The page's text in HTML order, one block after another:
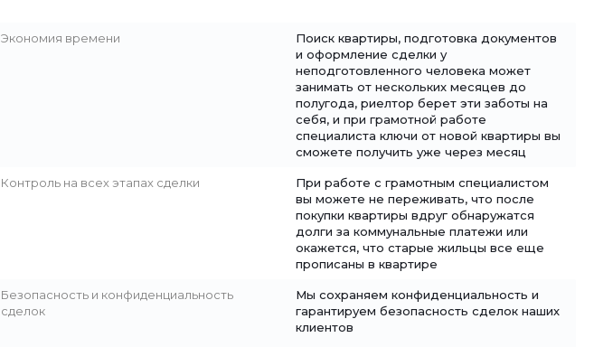
Экономия времени
Поиск квартиры, подготовка документов
и оформление сделки у
неподготовленного человека может
занимать от нескольких месяцев до
полугода, риелтор берет эти заботы на
себя, и при грамотной работе
специалиста ключи от новой квартиры вы
сможете получить уже через месяц
Контроль на всех этапах сделки
При работе с грамотным специалистом
вы можете не переживать, что после
покупки квартиры вдруг обнаружатся
долги за коммунальные платежи или
окажется, что старые жильцы все еще
прописаны в квартире
Безопасность и конфиденциальность
сделок
Мы сохраняем конфиденциальность и
гарантируем безопасность сделок наших
клиентов